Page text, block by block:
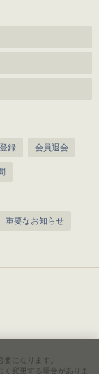
録 会員退会
重要なお知らせ
になります。
変更する場合がありま